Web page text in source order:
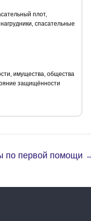
плот,
спасательные
имущества, общества
защищённости
по первой помощи